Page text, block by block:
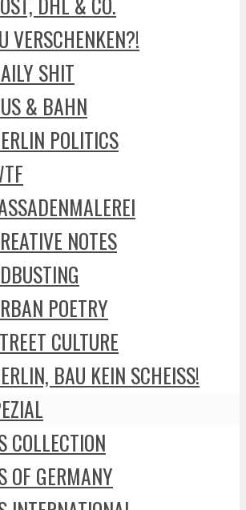
VERSCHENKEN?!
SHIT
& BAHN
POLITICS
NOTES
POETRY
CULTURE
BAU KEIN SCHEISS!
COLLECTION
OF GERMANY